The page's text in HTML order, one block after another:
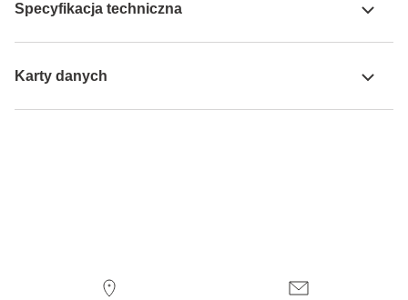
Specyfikacja techniczna
Karty danych